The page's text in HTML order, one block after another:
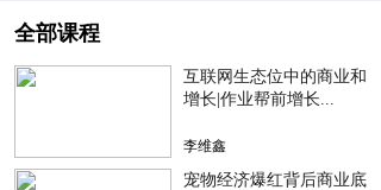
全部课程
互联网生态位中的商业和
增长|作业帮前增长...
李维鑫
宠物经济爆红背后商业底